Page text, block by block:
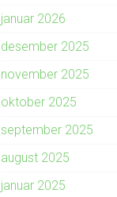
januar 2026
desember 2025
november 2025
oktober 2025
september 2025
august 2025
januar 2025